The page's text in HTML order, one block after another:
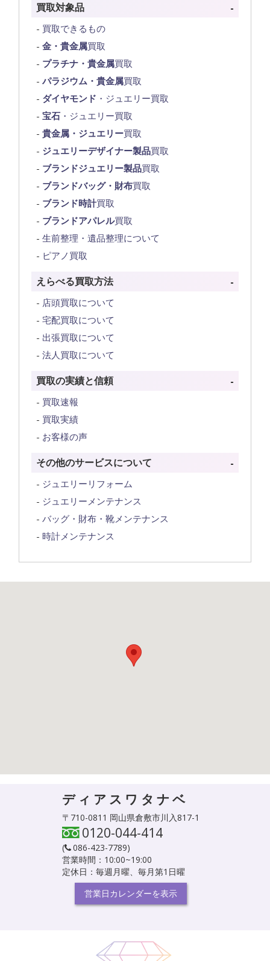
買取対象品
買取できるもの
金・貴金属買取
プラチナ・貴金属買取
パラジウム・貴金属買取
ダイヤモンド ・ジュエリー買取
宝石 ・ジュエリー買取
貴金属・ジュエリー買取
ジュエリーデザイナー製品買取
ブランドジュエリー製品買取
ブランドバッグ・財布買取
ブランド時計買取
ブランドアパレル買取
生前整理・遺品整理について
ピアノ買取
えらべる買取方法
店頭買取について
宅配買取について
出張買取について
法人買取について
買取の実績と信頼
買取速報
買取実績
お客様の声
その他のサービスについて
ジュエリーリフォーム
ジュエリーメンテナンス
バッグ・財布・靴メンテナンス
時計メンテナンス
ディアスワタナベ
〒710-0811 岡山県倉敷市川入817-1
0120-044-414
( 086-423-7789)
営業時間：10:00~19:00
定休日：毎週月曜、毎月第1日曜
営業日カレンダーを表示